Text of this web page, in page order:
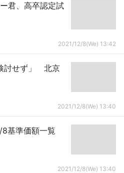
君、高卒認定試
2021/12/8(We) 13:42
討せず」 北京
2021/12/8(We) 13:40
8基準価額一覧
2021/12/8(We) 13:40